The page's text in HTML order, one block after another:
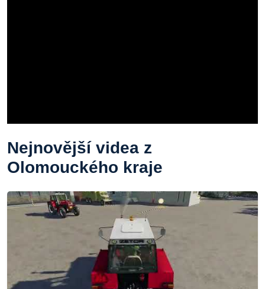
Nejnovější videa z
Olomouckého kraje